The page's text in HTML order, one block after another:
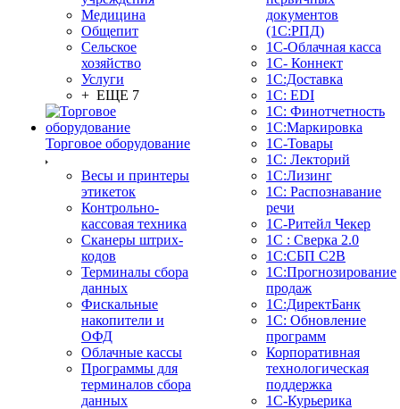
Медицина
Общепит
Сельское
хозяйство
Услуги
+ ЕЩЕ 7
Торговое оборудование
Весы и принтеры
этикеток
Контрольно-
кассовая техника
Сканеры штрих-
кодов
Терминалы сбора
данных
Фискальные
накопители и
ОФД
Облачные кассы
Программы для
терминалов сбора
данных
документов
(1С:РПД)
1С-Облачная касса
1С- Коннект
1С:Доставка
1С: EDI
1С: Финотчетность
1С:Маркировка
1С-Товары
1С: Лекторий
1С:Лизинг
1С: Распознавание
речи
1C-Ритейл Чекер
1С : Сверка 2.0
1С:СБП C2B
1С:Прогнозирование
продаж
1С:ДиректБанк
1С: Обновление
программ
Корпоративная
технологическая
поддержка
1С-Курьерика